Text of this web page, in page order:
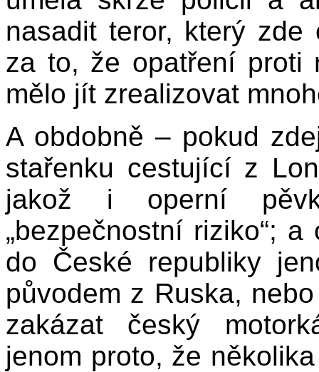
nasadit teror, který
za to, že opatření proti
mělo jít zrealizovat
A obdobně – pokud
stařenku cestující z
jakož i operní
„bezpečnostní riziko“;
do České republiky
původem z Ruska,
zakázat český
jenom proto, že